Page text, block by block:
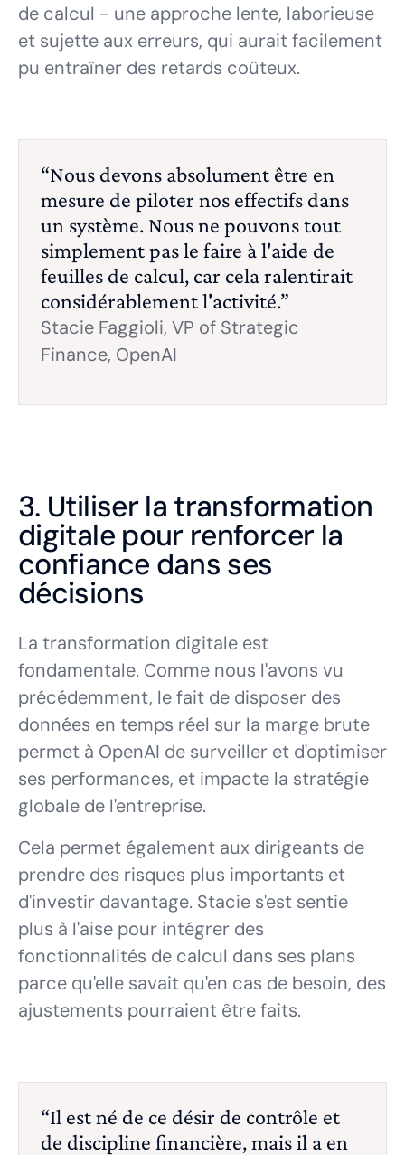
de calcul - une approche lente, laborieuse
et sujette aux erreurs, qui aurait facilement
pu entraîner des retards coûteux.
“Nous devons absolument être en
mesure de piloter nos effectifs dans
un système. Nous ne pouvons tout
simplement pas le faire à l'aide de
feuilles de calcul, car cela ralentirait
considérablement l'activité.”
Stacie Faggioli, VP of Strategic
Finance, OpenAI
3. Utiliser la transformation
digitale pour renforcer la
confiance dans ses
décisions
La transformation digitale est
fondamentale. Comme nous l'avons vu
précédemment, le fait de disposer des
données en temps réel sur la marge brute
permet à OpenAI de surveiller et d'optimiser
ses performances, et impacte la stratégie
globale de l'entreprise.
Cela permet également aux dirigeants de
prendre des risques plus importants et
d'investir davantage. Stacie s'est sentie
plus à l'aise pour intégrer des
fonctionnalités de calcul dans ses plans
parce qu'elle savait qu'en cas de besoin, des
ajustements pourraient être faits.
“Il est né de ce désir de contrôle et
de discipline financière, mais il a en